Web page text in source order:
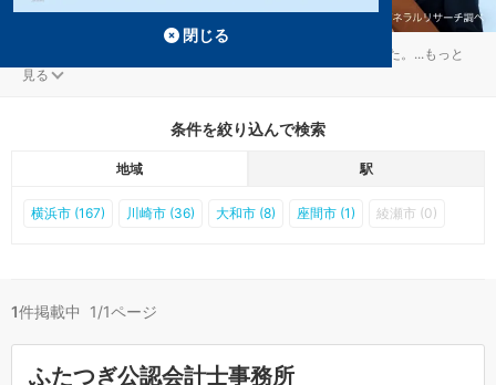
川崎市中原区の平間駅の顧問税理士事務所が1件見つかりました。 ...もっと
見る
条件を絞り込んで検索
地域 駅
横浜市 (167) 川崎市 (36) 大和市 (8) 座間市 (1) 綾瀬市 (0)
1件掲載中 1/1ページ
ふたつぎ公認会計士事務所
閉じる